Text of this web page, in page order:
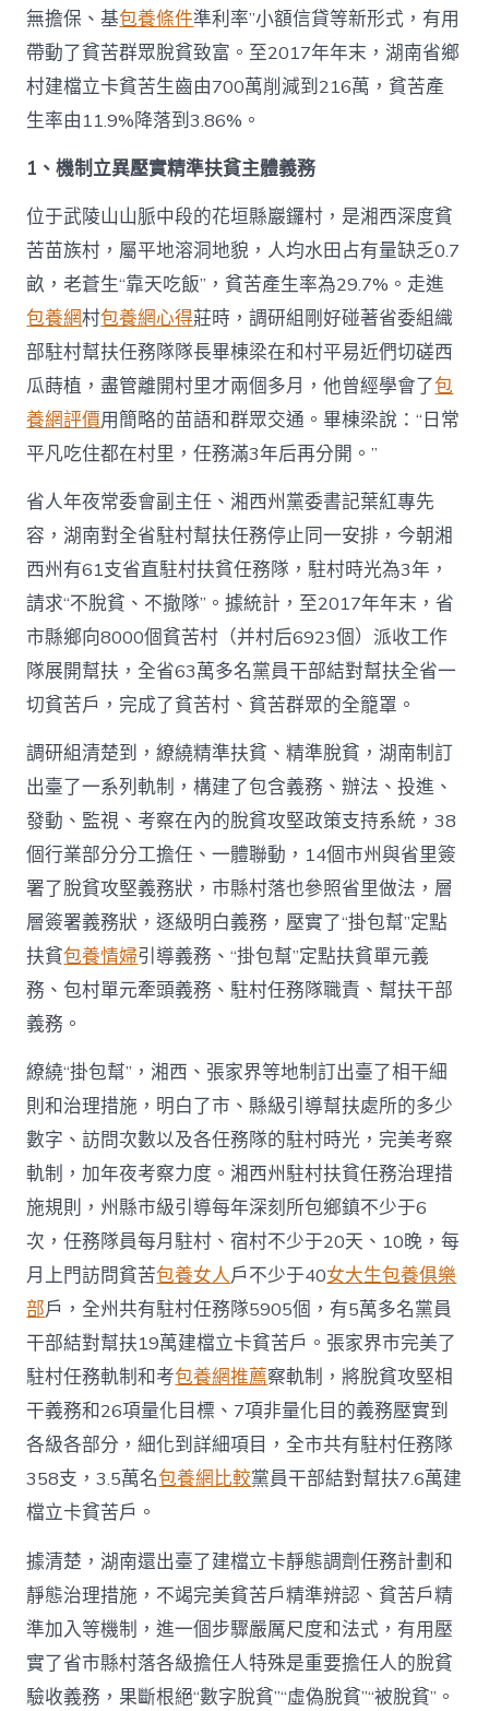
無擔保、基包養條件準利率”小額信貸等新形式，有用
帶動了貧苦群眾脫貧致富。至2017年年末，湖南省鄉
村建檔立卡貧苦生齒由700萬削減到216萬，貧苦產
生率由11.9%降落到3.86%。
1、機制立異壓實精準扶貧主體義務
位于武陵山山脈中段的花垣縣巖鑼村，是湘西深度貧
苦苗族村，屬平地溶洞地貌，人均水田占有量缺乏0.7
畝，老蒼生“靠天吃飯”，貧苦產生率為29.7%。走進
包養網村包養網心得莊時，調研組剛好碰著省委組織
部駐村幫扶任務隊隊長畢棟梁在和村平易近們切磋西
瓜蒔植，盡管離開村里才兩個多月，他曾經學會了包
養網評價用簡略的苗語和群眾交通。畢棟梁說：“日常
平凡吃住都在村里，任務滿3年后再分開。”
省人年夜常委會副主任、湘西州黨委書記葉紅專先
容，湖南對全省駐村幫扶任務停止同一安排，今朝湘
西州有61支省直駐村扶貧任務隊，駐村時光為3年，
請求“不脫貧、不撤隊”。據統計，至2017年年末，省
市縣鄉向8000個貧苦村（并村后6923個）派收工作
隊展開幫扶，全省63萬多名黨員干部結對幫扶全省一
切貧苦戶，完成了貧苦村、貧苦群眾的全籠罩。
調研組清楚到，繚繞精準扶貧、精準脫貧，湖南制訂
出臺了一系列軌制，構建了包含義務、辦法、投進、
發動、監視、考察在內的脫貧攻堅政策支持系統，38
個行業部分分工擔任、一體聯動，14個市州與省里簽
署了脫貧攻堅義務狀，市縣村落也參照省里做法，層
層簽署義務狀，逐級明白義務，壓實了“掛包幫”定點
扶貧包養情婦引導義務、“掛包幫”定點扶貧單元義
務、包村單元牽頭義務、駐村任務隊職責、幫扶干部
義務。
繚繞“掛包幫”，湘西、張家界等地制訂出臺了相干細
則和治理措施，明白了市、縣級引導幫扶處所的多少
數字、訪問次數以及各任務隊的駐村時光，完美考察
軌制，加年夜考察力度。湘西州駐村扶貧任務治理措
施規則，州縣市級引導每年深刻所包鄉鎮不少于6
次，任務隊員每月駐村、宿村不少于20天、10晚，每
月上門訪問貧苦包養女人戶不少于40女大生包養俱樂
部戶，全州共有駐村任務隊5905個，有5萬多名黨員
干部結對幫扶19萬建檔立卡貧苦戶。張家界市完美了
駐村任務軌制和考包養網推薦察軌制，將脫貧攻堅相
干義務和26項量化目標、7項非量化目的義務壓實到
各級各部分，細化到詳細項目，全市共有駐村任務隊
358支，3.5萬名包養網比較黨員干部結對幫扶7.6萬建
檔立卡貧苦戶。
據清楚，湖南還出臺了建檔立卡靜態調劑任務計劃和
靜態治理措施，不竭完美貧苦戶精準辨認、貧苦戶精
準加入等機制，進一個步驟嚴厲尺度和法式，有用壓
實了省市縣村落各級擔任人特殊是重要擔任人的脫貧
驗收義務，果斷根絕“數字脫貧”“虛偽脫貧”“被脫貧”。